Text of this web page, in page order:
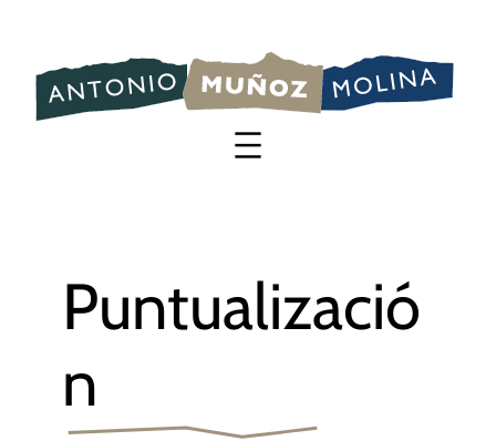
contenido
Puntualizació
n